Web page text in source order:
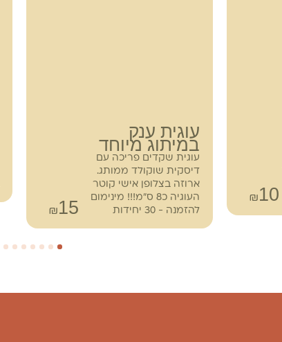
₪ 10
עוגית ענק
במיתוג מיוחד
עוגית שקדים פריכה עם
דיסקית שוקולד ממותג.
ארוזה בצלופן אישי קוטר
העוגיה כ8 ס"מ!!! מינימום
להזמנה - 30 יחידות
₪ 15
1
2
3